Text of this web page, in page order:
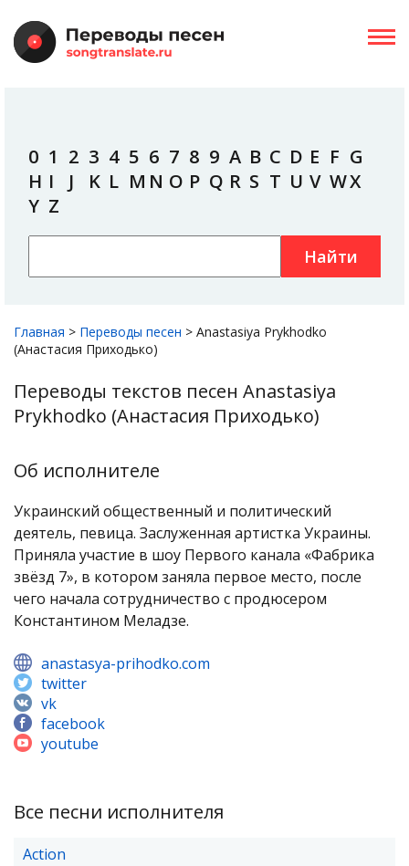
0 1 2 3 4 5 6 7 8 9 A B C D E F G
H I J K L M N O P Q R S T U V WX
Y Z
Найти
Главная > Переводы песен > Anastasiya Prykhodko
(Анастасия Приходько)
Переводы текстов песен Anastasiya
Prykhodko (Анастасия Приходько)
Об исполнителе
Украинский общественный и политический
деятель, певица. Заслуженная артистка Украины.
Приняла участие в шоу Первого канала «Фабрика
звёзд 7», в котором заняла первое место, после
чего начала сотрудничество с продюсером
Константином Меладзе.
anastasya-prihodko.com
twitter
vk
facebook
youtube
Все песни исполнителя
Action